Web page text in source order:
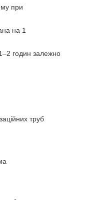
при
на 1
годин залежно
труб